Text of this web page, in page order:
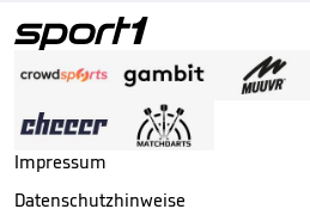
Impressum
Datenschutzhinweise